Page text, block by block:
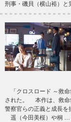
刑事・磯貝（横山裕）
「クロスロード ～救命
された。 本作は、救命
警察官らの正義と成長を
遥（今田美桜）や桐 …